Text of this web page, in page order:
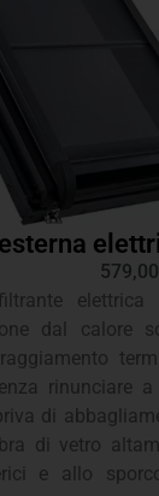
579,00
elettrica
dal calore
rinunciare
di
di vetro
e allo